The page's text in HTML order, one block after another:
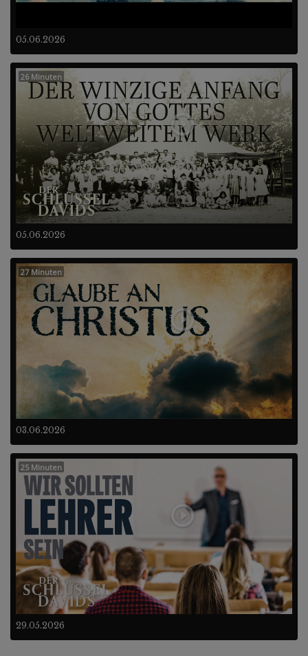
05.06.2026
05.06.2026
26 Minuten
03.06.2026
27 Minuten
29.05.2026
25 Minuten